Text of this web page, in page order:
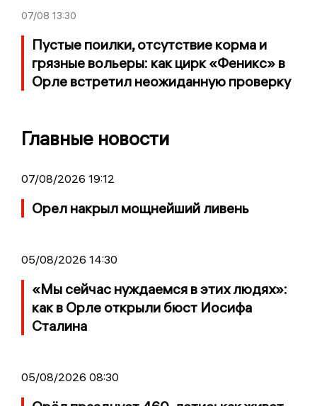
07/08 13:30
Пустые поилки, отсутствие корма и
грязные вольеры: как цирк «Феникс» в
Орле встретил неожиданную проверку
Главные новости
07/08/2026 19:12
Орел накрыл мощнейший ливень
05/08/2026 14:30
«Мы сейчас нуждаемся в этих людях»:
как в Орле открыли бюст Иосифа
Сталина
05/08/2026 08:30